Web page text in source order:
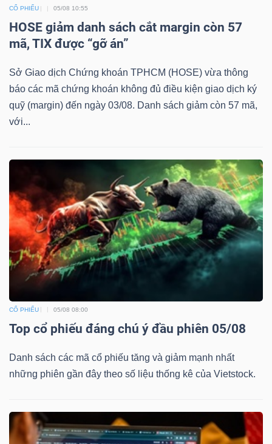
CỔ PHIẾU 05/08 10:55
HOSE giảm danh sách cắt margin còn 57
mã, TIX được “gỡ án”
Sở Giao dịch Chứng khoán TPHCM (HOSE) vừa thông
báo các mã chứng khoán không đủ điều kiện giao dịch ký
quỹ (margin) đến ngày 03/08. Danh sách giảm còn 57 mã,
với...
CỔ PHIẾU 05/08 08:00
Top cổ phiếu đáng chú ý đầu phiên 05/08
Danh sách các mã cổ phiếu tăng và giảm mạnh nhất
những phiên gần đây theo số liệu thống kê của Vietstock.